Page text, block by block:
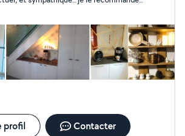
je serai ravi de vous aider dans vos
profil Contacter